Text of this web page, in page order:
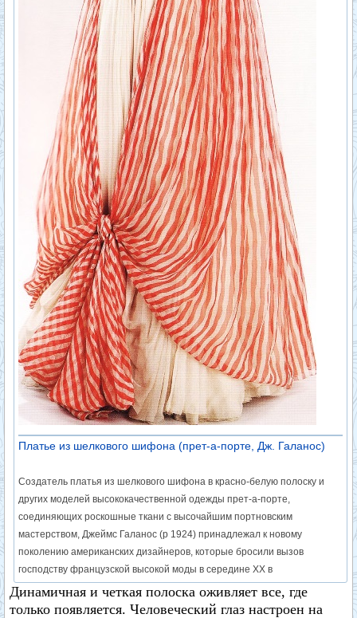
Платье из шелкового шифона (прет-а-порте, Дж. Галанос)
Создатель платья из шелкового шифона в красно-белую полоску и
других моделей высококачественной одежды прет-а-порте,
соединяющих роскошные ткани с высочайшим портновским
мастерством, Джеймс Галанос (р 1924) принадлежал к новому
поколению американских дизайнеров, которые бросили вызов
господству французской высокой моды в середине XX в
Динамичная и четкая полоска оживляет все, где
только появляется. Человеческий глаз настроен на